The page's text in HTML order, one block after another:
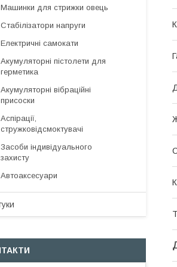
Машинки для стрижки овець
Стабілізатори напруги
Електричні самокати
Акумуляторні пістолети для
герметика
Акумуляторні вібраційні
присоски
Аспірації,
стружковідсмоктувачі
Засоби індивідуального
захисту
Автоаксесуари